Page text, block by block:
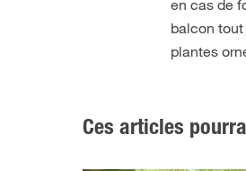
en cas de
balcon tout
plantes
Ces articles